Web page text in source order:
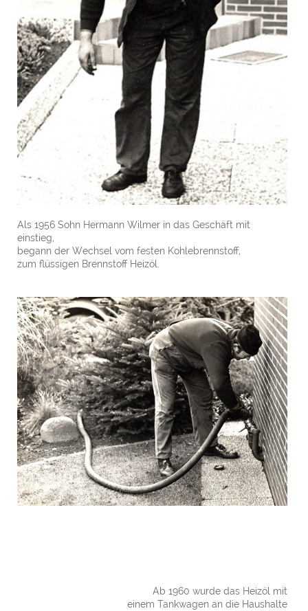
Als 1956 Sohn Hermann Wilmer in das Geschäft mit
einstieg,
begann der Wechsel vom festen Kohlebrennstoff,
zum flüssigen Brennstoff Heizöl.
Ab 1960 wurde das Heizöl mit
einem Tankwagen an die Haushalte